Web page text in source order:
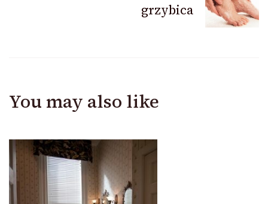
grzybica
You may also like